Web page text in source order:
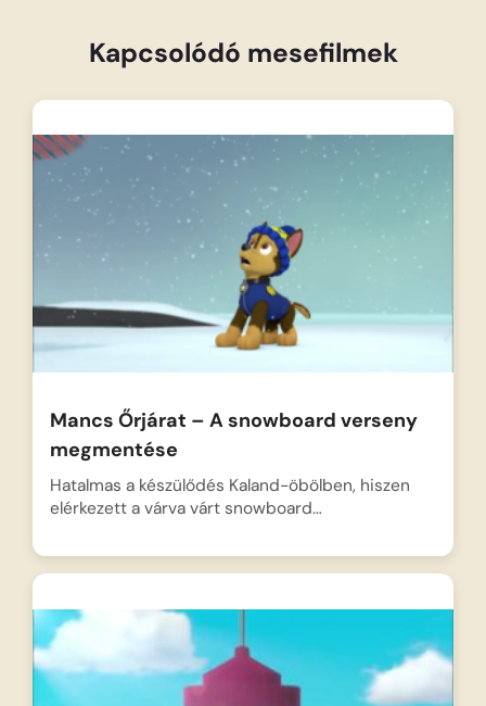
Kapcsolódó mesefilmek
Mancs Őrjárat – A snowboard verseny
megmentése
Hatalmas a készülődés Kaland-öbölben, hiszen
elérkezett a várva várt snowboard…